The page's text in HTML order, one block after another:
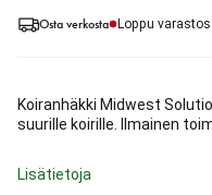
Osta verkosta Loppu
Koiranhäkki Midwest
suurille koirille. Ilmainen
Lisätietoja